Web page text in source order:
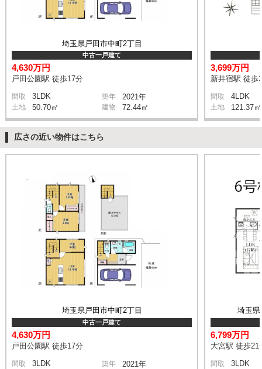
埼玉県戸田市中町2丁目
中古一戸建て
4,630万円
戸田公園駅 徒歩17分
間取 3LDK 築年 2021年
土地 50.70㎡ 建物 72.44㎡
3,699万円
新井宿駅 徒歩
間取 4LDK
土地 121.37㎡
広さの近い物件はこちら
埼玉県戸田市中町2丁目
中古一戸建て
4,630万円
戸田公園駅 徒歩17分
間取 3LDK 築年 2021年
埼玉県
6,799万円
大宮駅 徒歩21
間取 3LDK